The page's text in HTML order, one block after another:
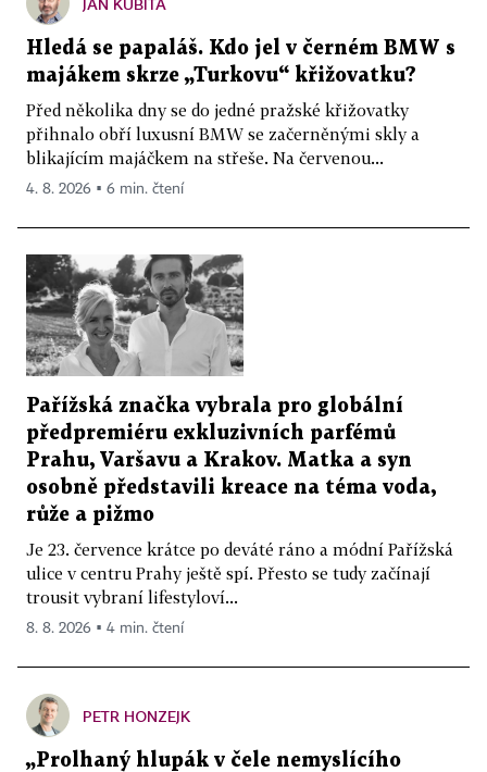
Hledá se papaláš. Kdo jel v černém BMW s
majákem skrze „Turkovu“ křižovatku?
Před několika dny se do jedné pražské křižovatky
přihnalo obří luxusní BMW se začerněnými skly a
blikajícím majáčkem na střeše. Na červenou...
4. 8. 2026 ▪ 6 min. čtení
Pařížská značka vybrala pro globální
předpremiéru exkluzivních parfémů
Prahu, Varšavu a Krakov. Matka a syn
osobně představili kreace na téma voda,
růže a pižmo
Je 23. července krátce po deváté ráno a módní Pařížská
ulice v centru Prahy ještě spí. Přesto se tudy začínají
trousit vybraní lifestyloví...
8. 8. 2026 ▪ 4 min. čtení
PETR HONZEJK
„Prolhaný hlupák v čele nemyslícího